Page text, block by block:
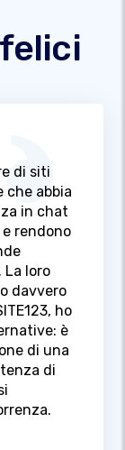
di siti
che abbia
in chat
rendono
loro
davvero
ho
è
di una
di